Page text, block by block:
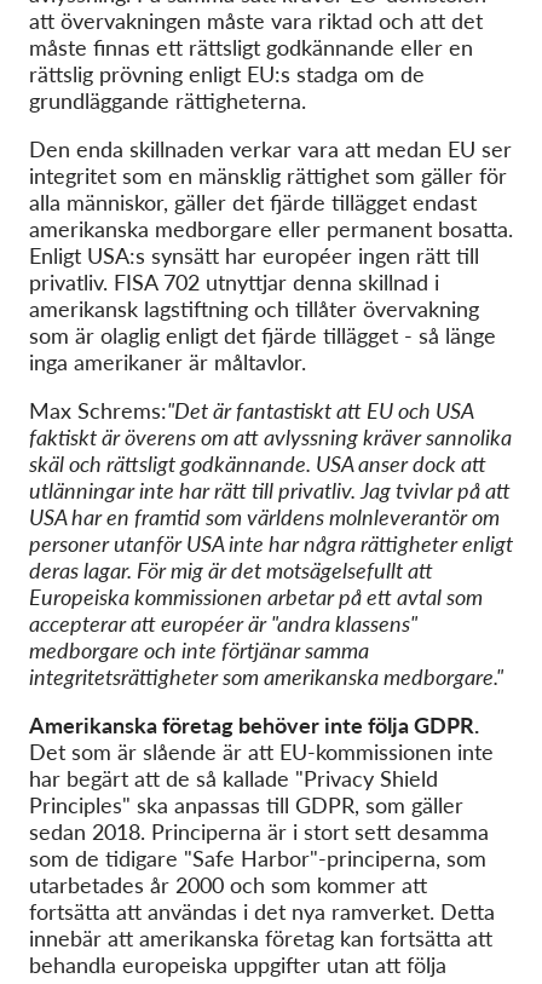
att övervakningen måste vara riktad och att det
måste finnas ett rättsligt godkännande eller en
rättslig prövning enligt EU:s stadga om de
grundläggande rättigheterna.
Den enda skillnaden verkar vara att medan EU ser
integritet som en mänsklig rättighet som gäller för
alla människor, gäller det fjärde tillägget endast
amerikanska medborgare eller permanent bosatta.
Enligt USA:s synsätt har européer ingen rätt till
privatliv. FISA 702 utnyttjar denna skillnad i
amerikansk lagstiftning och tillåter övervakning
som är olaglig enligt det fjärde tillägget - så länge
inga amerikaner är måltavlor.
Max Schrems:"Det är fantastiskt att EU och USA
faktiskt är överens om att avlyssning kräver sannolika
skäl och rättsligt godkännande. USA anser dock att
utlänningar inte har rätt till privatliv. Jag tvivlar på att
USA har en framtid som världens molnleverantör om
personer utanför USA inte har några rättigheter enligt
deras lagar. För mig är detmotsägelsefulltatt
Europeiska kommissionen arbetar på ett avtal som
accepterar att européer är "andra klassens"
medborgare och inte förtjänar samma
integritetsrättigheter som amerikanska medborgare."
Amerikanska företag behöver inte följa GDPR.
Det som är slående är att EU-kommissionen inte
har begärt att de så kallade "Privacy Shield
Principles" ska anpassas till GDPR, som gäller
sedan 2018. Principerna är i stort sett desamma
som de tidigare "Safe Harbor"-principerna, som
utarbetades år 2000 och som kommer att
fortsätta att användas i det nya ramverket. Detta
innebär att amerikanska företag kan fortsätta att
behandla europeiska uppgifter utan att följa